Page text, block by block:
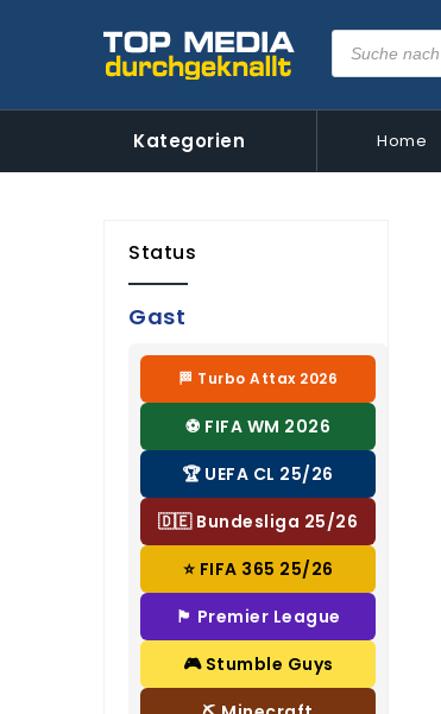
Kategorien Home
Status
Gast
🏁 Turbo Attax 2026
⚽ FIFA WM 2026
🏆 UEFA CL 25/26
🇩🇪 Bundesliga 25/26
⭐ FIFA 365 25/26
🏴 Premier League
🎮 Stumble Guys